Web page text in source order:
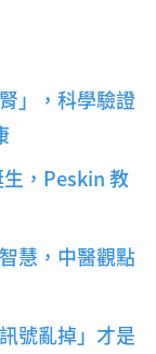
」，科學驗證
，Peskin 教
慧，中醫觀點
號亂掉」才是